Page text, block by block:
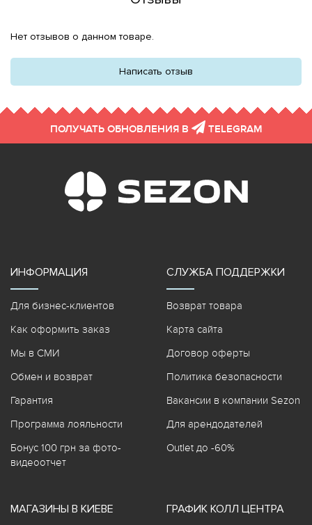
Нет отзывов о данном товаре.
Написать отзыв
ПОЛУЧАТЬ ОБНОВЛЕНИЯ В TELEGRAM
ИНФОРМАЦИЯ
Для бизнес-клиентов
Как оформить заказ
Мы в СМИ
Обмен и возврат
Гарантия
Программа лояльности
Бонус 100 грн за фото-
видеоотчет
СЛУЖБА ПОДДЕРЖКИ
Возврат товара
Карта сайта
Договор оферты
Политика безопасности
Вакансии в компании Sezon
Для арендодателей
Outlet до -60%
МАГАЗИНЫ В КИЕВЕ ГРАФИК КОЛЛ ЦЕНТРА